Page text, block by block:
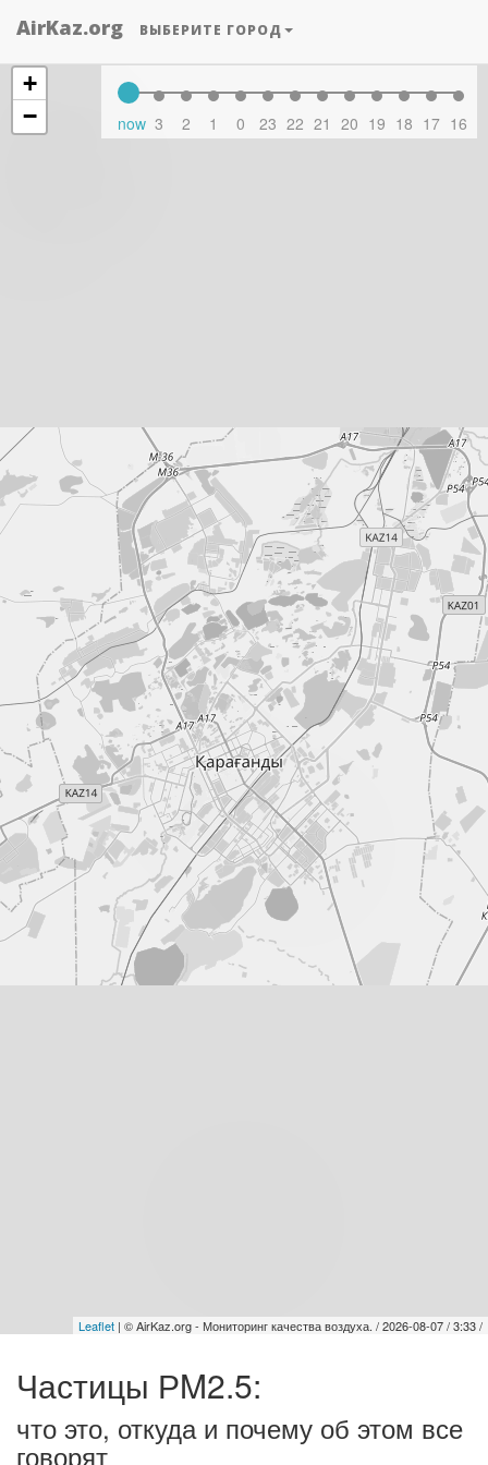
AirKaz.org ВЫБЕРИТЕ ГОРОД
+
−
now 3 2 1 0 23 22 21 20 19 18 17 16
Leaflet | © AirKaz.org - Мониторинг качества воздуха. / 2026-08-07 / 3:33 /
Частицы РM2.5:
что это, откуда и почему об этом все
говорят